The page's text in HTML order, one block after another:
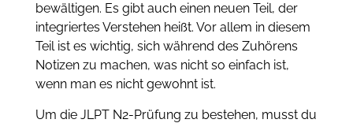
bewältigen. Es gibt auch einen neuen Teil, der
integriertes Verstehen heißt. Vor allem in diesem
Teil ist es wichtig, sich während des Zuhörens
Notizen zu machen, was nicht so einfach ist,
wenn man es nicht gewohnt ist.
Um die JLPT N2-Prüfung zu bestehen, musst du